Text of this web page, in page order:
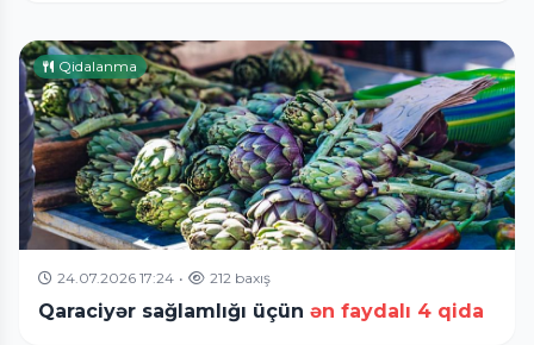
Qidalanma
24.07.2026 17:24 • 212 baxış
Qaraciyər sağlamlığı üçün ən faydalı 4 qida